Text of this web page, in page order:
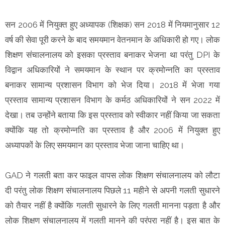
सन 2006 में नियुक्त हुए अध्यापक (शिक्षक) सन 2018 में नियमानुसार 12
वर्ष की सेवा पूरी करने के बाद समयमान वेतनमान के अधिकारी हो गए। लोक
शिक्षण संचालनालय को इसका प्रस्ताव बनाकर भेजना था परंतु DPI के
विद्वान अधिकारियों ने समयमान के स्थान पर क्रमोन्नति का प्रस्ताव
बनाकर सामान्य प्रशासन विभाग को भेज दिया। 2018 में भेजा गया
प्रस्ताव सामान्य प्रशासन विभाग के कर्मठ अधिकारियों ने सन 2022 में
देखा। तब उन्होंने बताया कि इस प्रस्ताव को स्वीकार नहीं किया जा सकता
क्योंकि यह तो क्रमोन्नति का प्रस्ताव है और 2006 में नियुक्त हुए
अध्यापकों के लिए समयमान का प्रस्ताव भेजा जाना चाहिए था।
GAD ने गलती बता कर फाइल वापस लोक शिक्षण संचालनालय को लौटा
दी परंतु लोक शिक्षण संचालनालय पिछले 11 महीने से अपनी गलती सुधारने
को तैयार नहीं है क्योंकि गलती सुधारने के लिए गलती मानना पड़ता है और
लोक शिक्षण संचालनालय में गलती मानने की परंपरा नहीं है। इस बात के